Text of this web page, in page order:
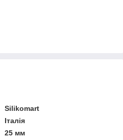
Silikomart
Італія
25 мм